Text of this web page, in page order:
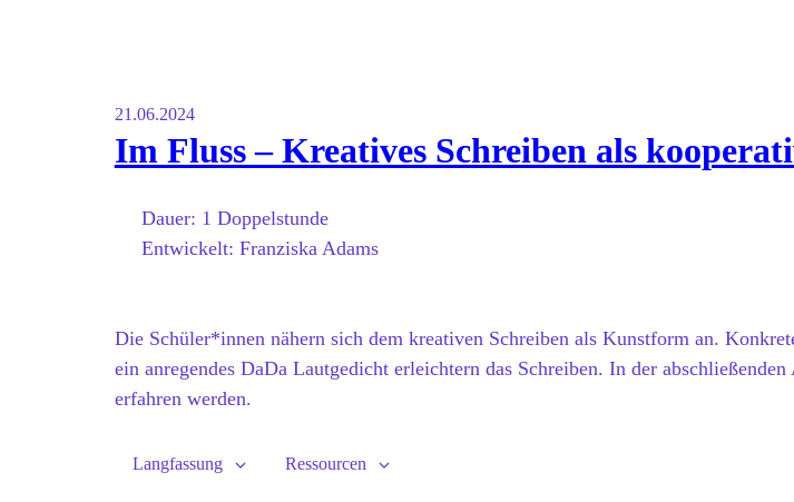
21.06.2024
Im Fluss – Kreatives Schreiben als
Dauer: 1 Doppelstunde
Entwickelt: Franziska Adams
Die Schüler*innen nähern sich dem kreativen Schreiben als Kunstform an.
ein anregendes DaDa Lautgedicht erleichtern das Schreiben. In der
erfahren werden.
Langfassung Ressourcen